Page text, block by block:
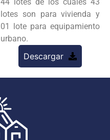
lotes son para vivienda y
01 lote para equipamiento
urbano.
Descargar